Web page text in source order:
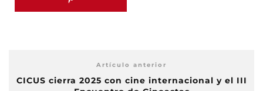
Artículo anterior
CICUS cierra 2025 con cine internacional y el III